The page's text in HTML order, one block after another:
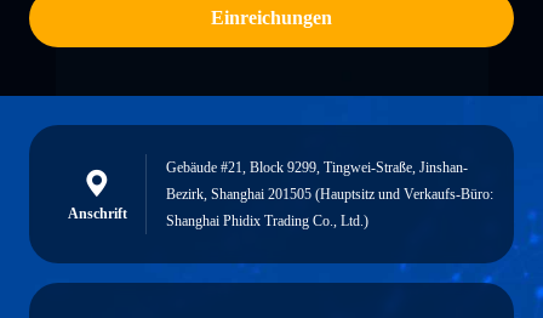
Einreichungen
Anschrift
Gebäude #21, Block 9299, Tingwei-Straße, Jinshan-
Bezirk, Shanghai 201505 (Hauptsitz und Verkaufs-Büro:
Shanghai Phidix Trading Co., Ltd.)